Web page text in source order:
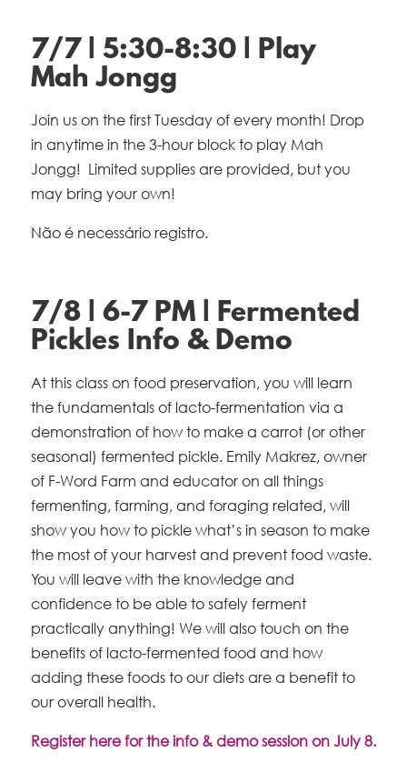
7/7 | 5:30-8:30 | Play
Mah Jongg
Join us on the first Tuesday of every month! Drop
in anytime in the 3-hour block to play Mah
Jongg! Limited supplies are provided, but you
may bring your own!
Não é necessário registro.
7/8 | 6-7 PM | Fermented
Pickles Info & Demo
At this class on food preservation, you will learn
the fundamentals of lacto-fermentation via a
demonstration of how to make a carrot (or other
seasonal) fermented pickle. Emily Makrez, owner
of F-Word Farm and educator on all things
fermenting, farming, and foraging related, will
show you how to pickle what’s in season to make
the most of your harvest and prevent food waste.
You will leave with the knowledge and
confidence to be able to safely ferment
practically anything! We will also touch on the
benefits of lacto-fermented food and how
adding these foods to our diets are a benefit to
our overall health.
Register here for the info & demo session on July 8.